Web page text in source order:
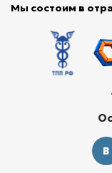
Мы состоим в